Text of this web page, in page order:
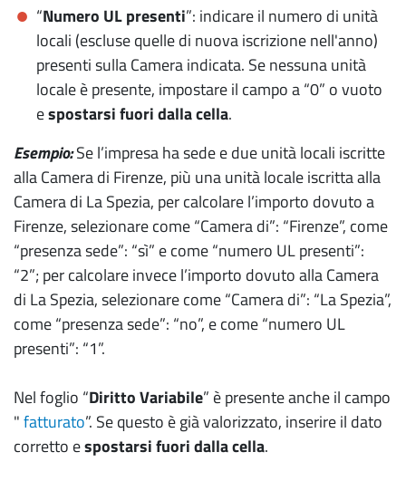
“Numero UL presenti”: indicare il numero di unità
locali (escluse quelle di nuova iscrizione nell'anno)
presenti sulla Camera indicata. Se nessuna unità
locale è presente, impostare il campo a “0” o vuoto
espostarsi fuori dalla cella.
Esempio:Se l’impresa ha sede e due unità locali iscritte
alla Camera di Firenze, più una unità locale iscritta alla
Camera di La Spezia, per calcolare l’importo dovuto a
Firenze, selezionare come “Camera di”: “Firenze”, come
“presenza sede”: “sì” e come “numero UL presenti”:
“2”; per calcolare invece l’importo dovuto alla Camera
di La Spezia, selezionare come “Camera di”: “La Spezia”,
come “presenza sede”: “no”, e come “numero UL
presenti”: “1”.
Nel foglio “Diritto Variabile” è presente anche il campo
"fatturato”. Se questo è già valorizzato, inserire il dato
corretto espostarsi fuori dalla cella.